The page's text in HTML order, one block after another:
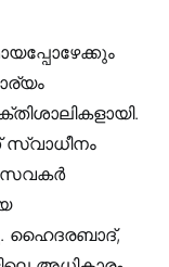
ഹൈദരബാദ്,